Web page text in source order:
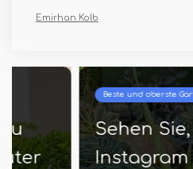
Emirhan Kolb
Beste und oberste Gartenarbeit
Sehen Sie, wie
Instagram eine